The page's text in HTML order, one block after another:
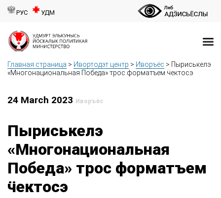
РУС УДМ
Главная страница > Ивортодэт центр > Иворъёс > Пыриськелэ
«Многонациональная Победа» трос форматъем ӵектосэ
24 March 2023 Иворъёс
Пыриськелэ
«Многонациональная
Победа» трос форматъем
ӵектосэ